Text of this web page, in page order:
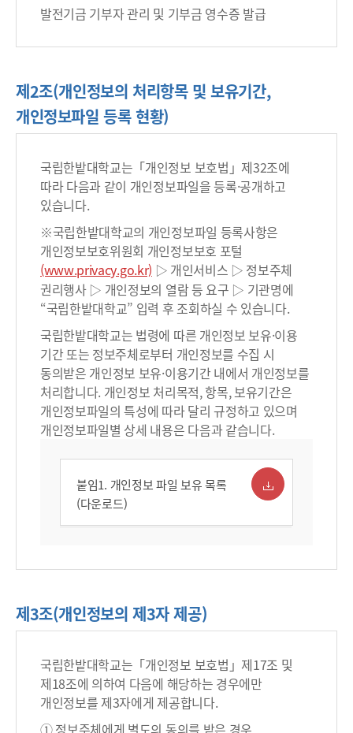
발전기금 기부자 관리 및 기부금 영수증 발급
제2조(개인정보의 처리항목 및 보유기간,
개인정보파일 등록 현황)
국립한밭대학교는「개인정보 보호법」제32조에
따라 다음과 같이 개인정보파일을 등록·공개하고
있습니다.
※국립한밭대학교의 개인정보파일 등록사항은
개인정보보호위원회 개인정보보호 포털
(www.privacy.go.kr) ▷ 개인서비스 ▷ 정보주체
권리행사 ▷ 개인정보의 열람 등 요구 ▷ 기관명에
“국립한밭대학교” 입력 후 조회하실 수 있습니다.
국립한밭대학교는 법령에 따른 개인정보 보유·이용
기간 또는 정보주체로부터 개인정보를 수집 시
동의받은 개인정보 보유·이용기간 내에서 개인정보를
처리합니다. 개인정보 처리목적, 항목, 보유기간은
개인정보파일의 특성에 따라 달리 규정하고 있으며
개인정보파일별 상세 내용은 다음과 같습니다.
붙임1. 개인정보 파일 보유 목록
(다운로드)
제3조(개인정보의 제3자 제공)
국립한밭대학교는「개인정보 보호법」제17조 및
제18조에 의하여 다음에 해당하는 경우에만
개인정보를 제3자에게 제공합니다.
① 정보주체에게 별도의 동의를 받은 경우